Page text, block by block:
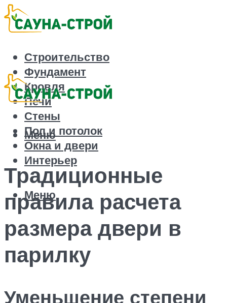
Строительство
Фундамент
Кровля
Печи
Стены
Пол и потолок
Окна и двери
Интерьер
Меню
Меню
Традиционные
правила расчета
размера двери в
парилку
Уменьшение степени